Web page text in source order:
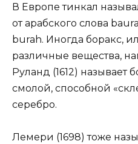
В Европе тинкал
от арабского слова
burah. Иногда боракс,
различные вещества,
Руланд (1612) называет
смолой, способной
серебро.
Лемери (1698) тоже